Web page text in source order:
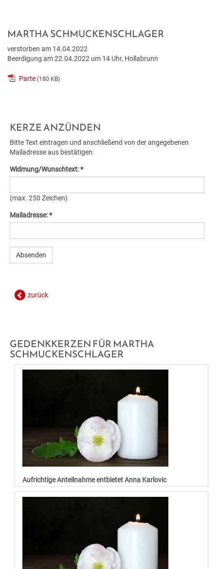
WETTER & WEBCAM
GEBURTEN
HOCHZEITEN
EUROPA
POLITIK
GEMEINDEPROFIL
STANDESAMT
BESTATTUNG
STADTWERKE
DOWNLOADS & FORMULARE
AMTSTAFEL
FAQ
VERANSTALTUNGSZENTREN
REGIONALE GASTRONOMIE
FREIZEIT & TOURISMUS
KINDERGÄRTEN & KLEINKINDBETREUUNG
SCHULEN & HOCHSCHULEN
ERWACHSENENBILDUNG
STADTARCHIV
LERNHILFE & JUGENDARBEIT
BILDUNGSMESSE
KINDERUNI
BAUEN & WOHNEN
WOHNPROJEKTE
VERFÜGBARE GRUNDSTÜCKE
FAQ BAUEN & WOHNEN
FORMULARE & DOWNLOADS
FÖRDERUNGEN BAUEN & WOHNEN
ENERGIEBUCHHALTUNG
GESUNDHEIT & SOZIALES
MEDIZINISCHE VERSORGUNG
VEREINE
SOZIALRATGEBER
FÖRDERUNGEN & FAIRNESSCARD
COMMUNITY-NURSING
UMWELT & VERKEHR
MOBILITÄT & PARKEN
BAUMKATASTER
ENERGIE
KLAR! REGION
MARTHA SCHMUCKENSCHLAGER
verstorben am 14.04.2022
Beerdigung am 22.04.2022 um 14 Uhr, Hollabrunn
Parte (180 KB)
KERZE ANZÜNDEN
Bitte Text eintragen und anschließend von der angegebenen
Mailadresse aus bestätigen:
Widmung/Wunschtext: *
(max. 250 Zeichen)
Mailadresse: *
zurück
GEDENKKERZEN FÜR MARTHA
SCHMUCKENSCHLAGER
Aufrichtige Anteilnahme entbietet Anna Karlovic